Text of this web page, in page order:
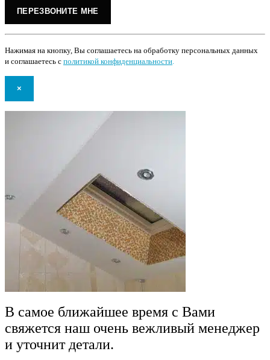
Нажимая на кнопку, Вы соглашаетесь на обработку персональных данных
и соглашаетесь с политикой конфиденциальности
×
В самое ближайшее время с Вами
свяжется наш очень вежливый менеджер
и уточнит детали.